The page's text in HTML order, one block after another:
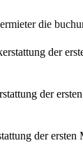
die
der
der
der ersten